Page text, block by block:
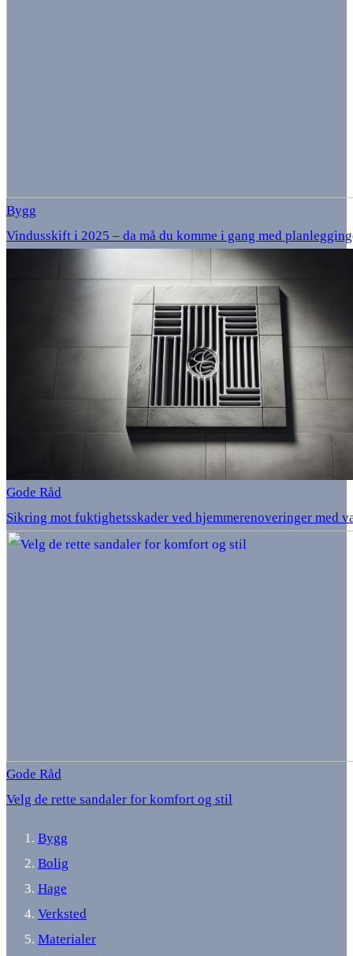
Bygg
Vindusskift i 2025 – da må du komme i gang med
Gode Råd
Sikring mot fuktighetsskader ved hjemmerenoveringer med
Gode Råd
Velg de rette sandaler for komfort og stil
Bygg
Bolig
Hage
Verksted
Materialer